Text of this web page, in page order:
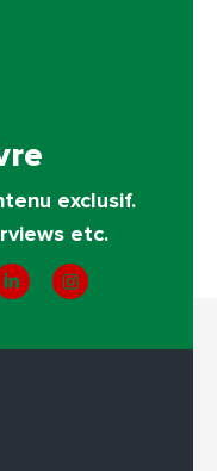
exclusif.
etc.